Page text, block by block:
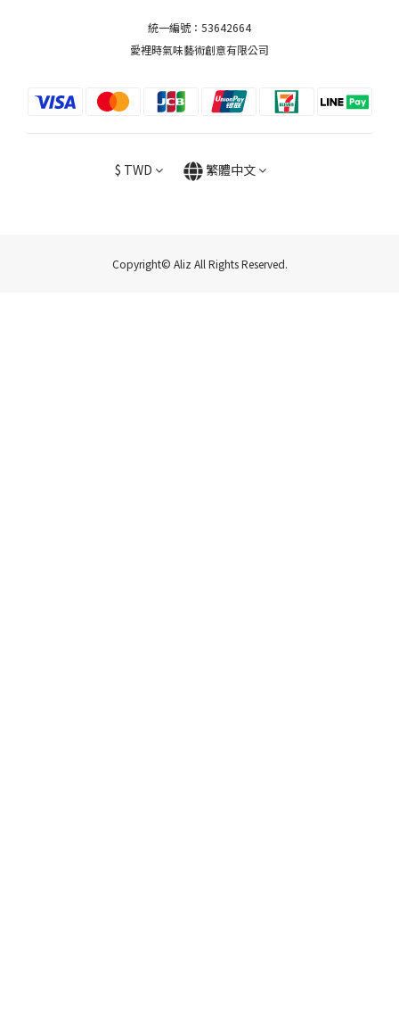
統一編號：53642664
愛裡時氣味藝術創意有限公司
$ TWD 繁體中文
Copyright© Aliz All Rights Reserved.